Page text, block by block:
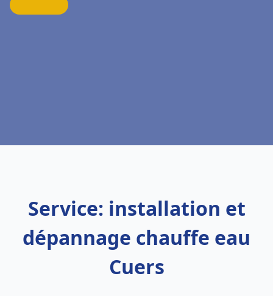
Service: installation et
dépannage chauffe eau
Cuers